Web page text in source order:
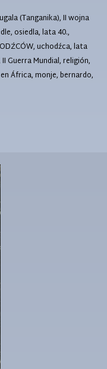
(Tanganika), II wojna
osiedla, lata 40.,
uchodźca, lata
Guerra Mundial, religión,
África, monje, bernardo,